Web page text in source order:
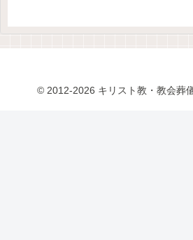
© 2012-2026 キリスト教・教会葬